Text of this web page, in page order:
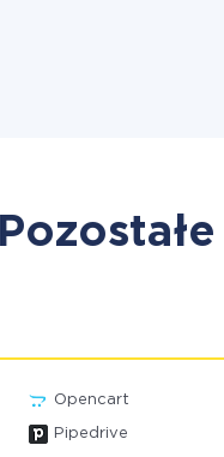
Opencart
Pipedrive